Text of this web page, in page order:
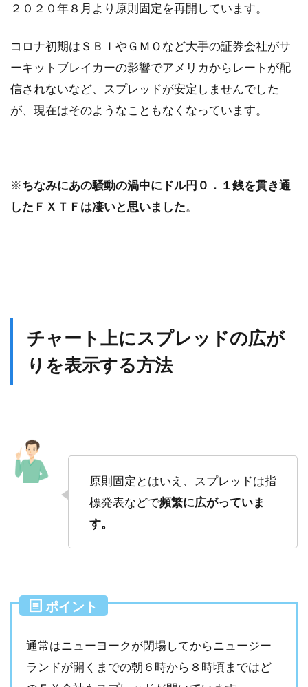
２０２０年８月より原則固定を再開しています。
コロナ初期はＳＢＩやＧＭＯなど大手の証券会社がサ
ーキットブレイカーの影響でアメリカからレートが配
信されないなど、スプレッドが安定しませんでした
が、現在はそのようなこともなくなっています。
※ちなみにあの騒動の渦中にドル円０．１銭を貫き通
したＦＸＴＦは凄いと思いました。
チャート上にスプレッドの広が
りを表示する方法
原則固定とはいえ、スプレッドは指
標発表などで頻繁に広がっていま
す。
ポイント
通常はニューヨークが閉場してからニュージー
ランドが開くまでの朝６時から８時頃まではど